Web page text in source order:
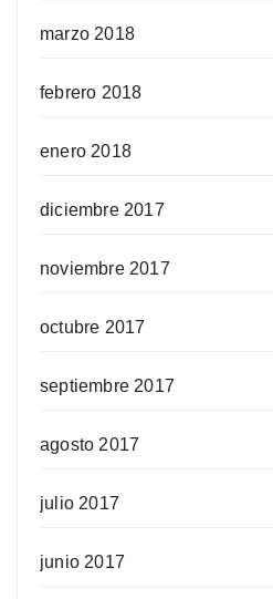
marzo 2018
febrero 2018
enero 2018
diciembre 2017
noviembre 2017
octubre 2017
septiembre 2017
agosto 2017
julio 2017
junio 2017